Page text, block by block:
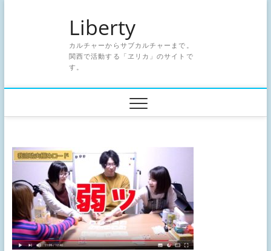
Liberty
カルチャーからサブカルチャーまで。
関西で活動する「ヱリカ」のサイトで
す。